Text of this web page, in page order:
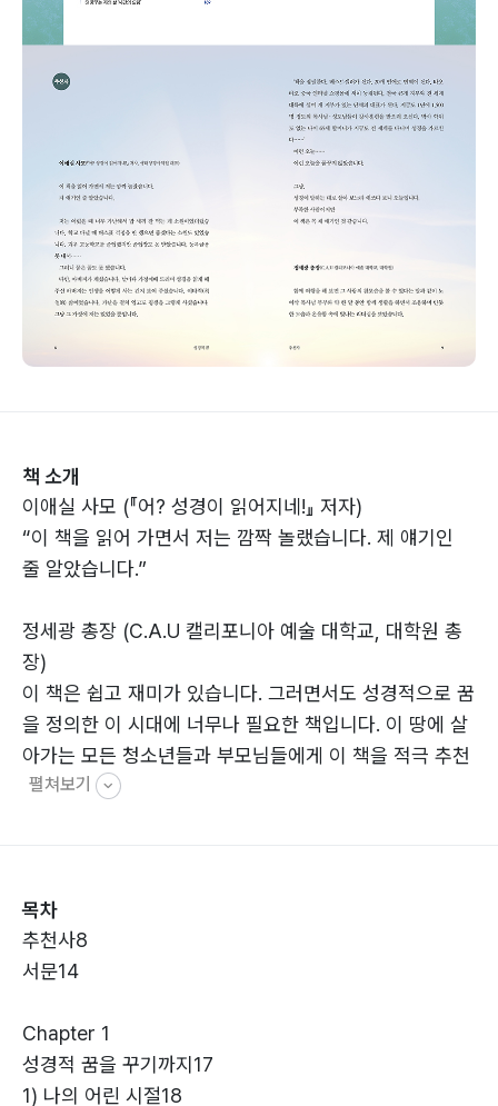
책 소개
이애실 사모 (『어? 성경이 읽어지네!』 저자)
“이 책을 읽어 가면서 저는 깜짝 놀랬습니다. 제 얘기인
줄 알았습니다.”
정세광 총장 (C.A.U 캘리포니아 예술 대학교, 대학원 총
장)
이 책은 쉽고 재미가 있습니다. 그러면서도 성경적으로 꿈
을 정의한 이 시대에 너무나 필요한 책입니다. 이 땅에 살
아가는 모든 청소년들과 부모님들에게 이 책을 적극 추천
합니다.
‘성경적 꿈’ 꿈은 직업이 아닙니다. ‘꿈’ 이야기는 하나님의
뜻을 따라 바르게 살려는 성도들에게 참된 의미를 심어 주
는 것이며 다음 세대를 바로 세우는 도전이 될 것입니다.
이윤식 박사 (북인도선교회 대표, 인도선교사)
이 책의 핵심은 아주 성경적이고 단순하지만 위로부터 오
는 지혜가 없다면 알 수 없는 심오한 깨달음입니다.
펼쳐보기
목차
추천사8
서문14
Chapter 1
성경적 꿈을 꾸기까지17
1) 나의 어린 시절18